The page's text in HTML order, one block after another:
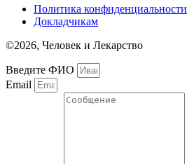
Политика конфиденциальности
Докладчикам
©2026, Человек и Лекарство
Введите ФИО
Email